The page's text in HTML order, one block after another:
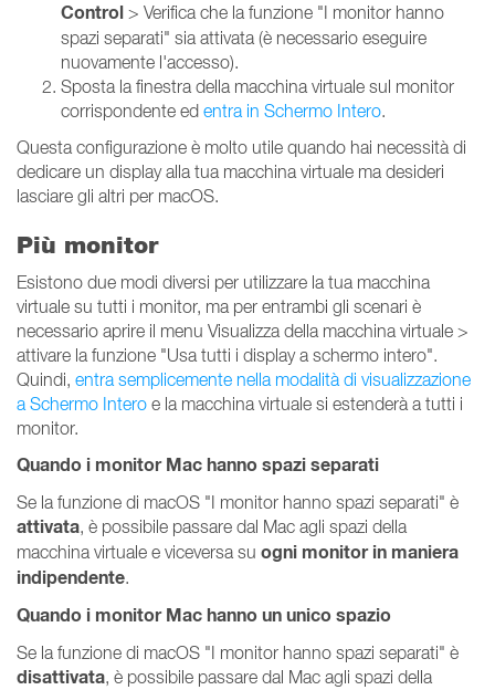
Control > Verifica che la funzione "I monitor hanno
spazi separati" sia attivata (è necessario eseguire
nuovamente l'accesso).
Sposta la finestra della macchina virtuale sul monitor
corrispondente ed entra in Schermo Intero.
Questa configurazione è molto utile quando hai necessità di
dedicare un display alla tua macchina virtuale ma desideri
lasciare gli altri per macOS.
Più monitor
Esistono due modi diversi per utilizzare la tua macchina
virtuale su tutti i monitor, ma per entrambi gli scenari è
necessario aprire il menu Visualizza della macchina virtuale >
attivare la funzione "Usa tutti i display a schermo intero".
Quindi, entra semplicemente nella modalità di visualizzazione
a Schermo Intero e la macchina virtuale si estenderà a tutti i
monitor.
Quando i monitor Mac hanno spazi separati
Se la funzione di macOS "I monitor hanno spazi separati" è
attivata, è possibile passare dal Mac agli spazi della
macchina virtuale e viceversa su ogni monitor in maniera
indipendente.
Quando i monitor Mac hanno un unico spazio
Se la funzione di macOS "I monitor hanno spazi separati" è
disattivata, è possibile passare dal Mac agli spazi della